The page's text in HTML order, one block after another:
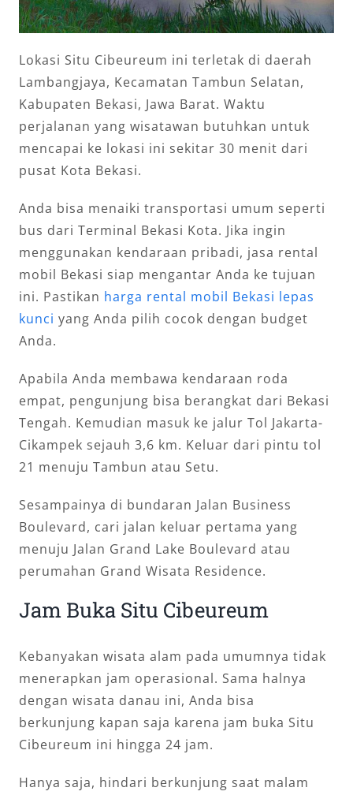
Lokasi Situ Cibeureum ini terletak di daerah
Lambangjaya, Kecamatan Tambun Selatan,
Kabupaten Bekasi, Jawa Barat. Waktu
perjalanan yang wisatawan butuhkan untuk
mencapai ke lokasi ini sekitar 30 menit dari
pusat Kota Bekasi.
Anda bisa menaiki transportasi umum seperti
bus dari Terminal Bekasi Kota. Jika ingin
menggunakan kendaraan pribadi, jasa rental
mobil Bekasi siap mengantar Anda ke tujuan
ini. Pastikan harga rental mobil Bekasi lepas
kunci yang Anda pilih cocok dengan budget
Anda.
Apabila Anda membawa kendaraan roda
empat, pengunjung bisa berangkat dari Bekasi
Tengah. Kemudian masuk ke jalur Tol Jakarta-
Cikampek sejauh 3,6 km. Keluar dari pintu tol
21 menuju Tambun atau Setu.
Sesampainya di bundaran Jalan Business
Boulevard, cari jalan keluar pertama yang
menuju Jalan Grand Lake Boulevard atau
perumahan Grand Wisata Residence.
Jam Buka Situ Cibeureum
Kebanyakan wisata alam pada umumnya tidak
menerapkan jam operasional. Sama halnya
dengan wisata danau ini, Anda bisa
berkunjung kapan saja karena jam buka Situ
Cibeureum ini hingga 24 jam.
Hanya saja, hindari berkunjung saat malam